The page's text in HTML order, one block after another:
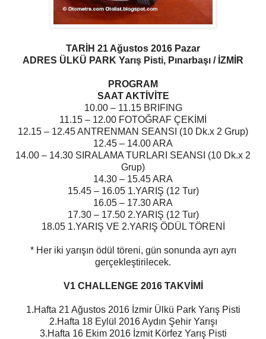
TARİH 21 Ağustos 2016 Pazar
ADRES ÜLKÜ PARK Yarış Pisti, Pınarbaşı / İZMİR
PROGRAM
SAAT AKTİVİTE
10.00 – 11.15 BRIFING
11.15 – 12.00 FOTOĞRAF ÇEKİMİ
12.15 – 12.45 ANTRENMAN SEANSI (10 Dk.x 2 Grup)
12.45 – 14.00 ARA
14.00 – 14.30 SIRALAMA TURLARI SEANSI (10 Dk.x 2
Grup)
14.30 – 15.45 ARA
15.45 – 16.05 1.YARIŞ (12 Tur)
16.05 – 17.30 ARA
17.30 – 17.50 2.YARIŞ (12 Tur)
18.05 1.YARIŞ VE 2.YARIŞ ÖDÜL TÖRENİ
* Her iki yarışın ödül töreni, gün sonunda ayrı ayrı
gerçekleştirilecek.
V1 CHALLENGE 2016 TAKVİMİ
1.Hafta 21 Ağustos 2016 İzmir Ülkü Park Yarış Pisti
2.Hafta 18 Eylül 2016 Aydın Şehir Yarışı
3.Hafta 16 Ekim 2016 İzmit Körfez Yarış Pisti